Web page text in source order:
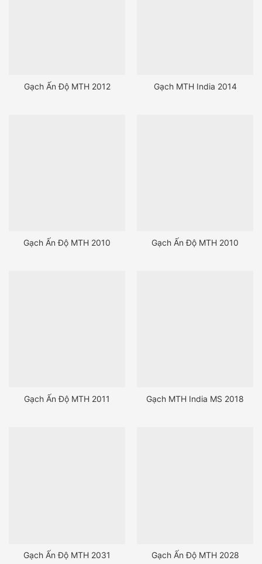
Gạch Ấn Độ MTH 2012 Gạch MTH India 2014
Gạch Ấn Độ MTH 2010 Gạch Ấn Độ MTH 2010
Gạch Ấn Độ MTH 2011 Gạch MTH India MS 2018
Gạch Ấn Độ MTH 2031 Gạch Ấn Độ MTH 2028